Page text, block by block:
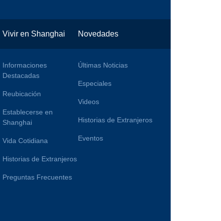
Vivir en Shanghai
Informaciones
Destacadas
Reubicación
Establecerse en
Shanghai
Vida Cotidiana
Historias de Extranjeros
Preguntas Frecuentes
Novedades
Últimas Noticias
Especiales
Videos
Historias de Extranjeros
Eventos